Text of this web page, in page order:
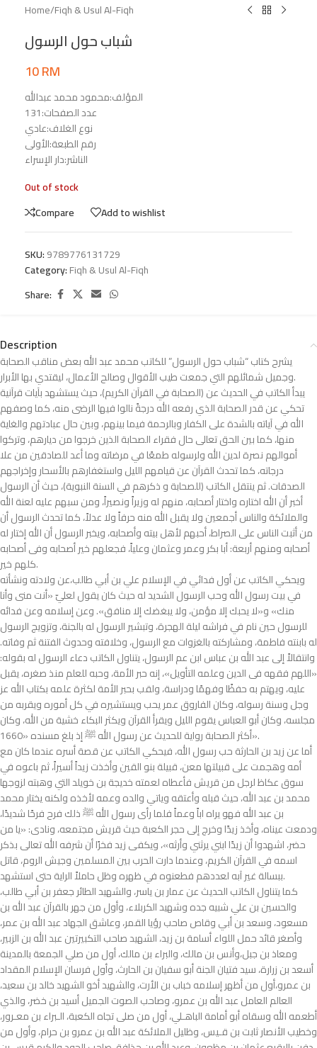
Home/Fiqh & Usul Al-Fiqh
شباب حول الرسول
10RM
المؤلف:محمود محمد عبدالله
عدد الصفحات:131
نوع الغلاف:عادي
رقم الطبعة:الأولى
الناشر:دار الإسراء
Out of stock
Compare
Add to wishlist
SKU:9789776131729
Category:Fiqh & Usul Al-Fiqh
Share:
Description
يشرح كتاب “شباب حول الرسول” للكاتب محمد عبد الله بعض مناقب الصحابة
وجميل شمائلهم التي جمعت طيب الأقوال وصالح الأعمال، ليقتدي بها الأبرار.
يبدأ الكاتب في الحديث عن (الصحابة في القرآن الكريم)، حيث يستشهد بآيات قرآنية
تحكي عن قدر الصحابة الذي رفعه الله درجةً نالوا فيها الرضى منه، كما وصفهم
الله في آياته بالشدة على الكفار وبالرحمة فيما بينهم، وبين حال عبادتهم والغاية
منها، كما بين الحق تعالى حال فقراء الصحابة الذين خرجوا من ديارهم، وتركوا
أموالهم نصرة لدين الله ولرسوله طمعًا في مرضاته وما أعد للصادقين من علا
درجاته، كما تحدث القرآن عن قيامهم الليل واستغفارهم بالأسحار وإخراجهم
الصدقات. ثم ينتقل الكاتب (للصحابة و ذكرهم في السنة النبوية)، حيث أن الرسول
أخبر أن الله اختاره واختار أصحابه، منهم له وزيراً ونصيراً، ومن سبهم عليه لعنة الله
والملائكة والناس أجمعين ولا يقبل الله منه حرفاً ولا عدلاً، كما تحدث الرسول أن
من أثبت الناس على الصراط، أحبهم لأهل بيته وأصحابه، ويخبر الرسول أن الله إختار له
أصحابه ومنهم أربعة: أبا بكر وعمر وعثمان وعلياً، فجعلهم خير أصحابه وفى أصحابه
كلهم خير.
ويحكي الكاتب عن أول فدائي في الإسلام علي بن أبي طالب،عن ولادته ونشأته
في بيت رسول الله وحب الرسول الشديد له حيث كان يقول لعليّ «أنت منى وأنا
منك» و«لا يحبك إلا مؤمن، ولا يبغضك إلا منافق». وعن إسلامه وعن فدائه
للرسول حين نام في فراشه ليلة الهجرة، وتبشير الرسول له بالجنة، وتزويج الرسول
له بابنته فاطمة، ومشاركته بالغزوات مع الرسول، وخلافته وحدوث الفتنة ثم وفاته.
وانتقالاً إلى عبد الله بن عباس ابن عم الرسول، يتناول الكاتب دعاء الرسول له بقوله:
«اللهم فقهه فى الدين وعلمه التأويل»، إنه حبر الأمة، وحبه للعلم منذ صغره، يقبل
عليه، ويهتم به حفظًا وفهمًا ودراسة، ولقب بحبر الأمة لكثرة علمه بكتاب الله عز
وجل وسنة رسوله، وكان الفاروق عمر يحب ويستشيره في كل أموره ويقربه من
مجلسه، وكان أبو العباس يقوم الليل ويقرأ القرآن ويكثر البكاء خشية من الله، وكان
أكثر الصحابة رواية للحديث عن رسول الله ﷺ إذ بلغ مسنده «1660».
أما عن زيد بن الحارثة حب رسول الله، فيحكي الكاتب عن قصة أسره عندما كان مع
أمه وهجمت على قبيلتها معن، قبيلة بنو القين وأخذت زيداً أسيراً، ثم باعوه في
سوق عكاظ لرجل من قريش فأعطاه لعمته خديجة بن خويلد التي وهبته لزوجها
محمد بن عبد الله، حيث قبله وأعتقه وياتي والده وعمه لأخذه ولكنه يختار محمد
بن عبد الله فهو يراه اباً وعماً فلما رأى رسول الله ﷺ ذلك فرح فرحًا شديدًا،
ودمعت عيناه، وأخذ زيدًا وخرج إلى حجر الكعبة حيث قريش مجتمعه، ونادى: «يا من
حضر، اشهدوا أن زيدًا ابني يرثني وأرثه»، ويكفى زيد فخرًا أن شرفه الله تعالى بذكر
اسمه في القرآن الكريم، وعندما دارت الحرب بين المسلمين وجيش الروم، قاتل
ببسالة غير آبه لعددهم فطعنوه في ظهره وظل حاملاً الراية حتى استشهد.
كما يتناول الكاتب الحديث عن عمار بن ياسر، والشهيد الطائر جعفر بن أبي طالب،
والحسين بن علي شبيه جده وشهيد الكربلاء، وأول من جهر بالقرآن عبد الله بن
مسعود، وسعد بن أبي وقاص صاحب رؤيا القمر، وعاشق الجهاد عبد الله بن عمر،
وأصغر قائد حمل اللواء أسامة بن زيد، الشهيد صاحب التكبيرتين عبد الله بن الزبير،
ومعاذ بن جبل،وأنس بن مالك، والبراء بن مالك، أول من صلي الجمعة بالمدينة
أسعد بن زرارة، سيد فتيان الجنة أبو سفيان بن الحارث، وأول فرسان الإسلام المقداد
بن عمرو،أول من أظهر إسلامه خباب بن الأرت، والشهيد أخو الشهيد خالد بن سعيد،
العالم العامل عبد الله بن عمرو، وصاحب الصوت الجميل أسيد بن خضر، والذي
أطعمه الله وسقاه أبو أمامة الباهـلي، أول من صلى تجاه الكعبة، الـبراء بن معـرور،
وخطيب الأنصار ثابت بن قـيس، وظليل الملائكة عبد الله بن عمرو بن حرام، وأول من